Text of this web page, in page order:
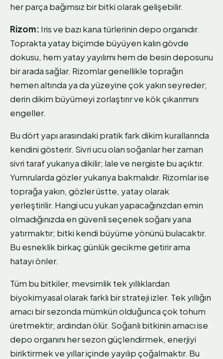
her parça bağımsız bir bitki olarak gelişebilir.
Rizom: Iris ve bazı kana türlerinin depo organıdır.
Toprakta yatay biçimde büyüyen kalın gövde
dokusu, hem yatay yayılımı hem de besin deposunu
bir arada sağlar. Rizomlar genellikle toprağın
hemen altında ya da yüzeyine çok yakın seyreder;
derin dikim büyümeyi zorlaştırır ve kök çıkarımını
engeller.
Bu dört yapı arasındaki pratik fark dikim kurallarında
kendini gösterir. Sivri ucu olan soğanlar her zaman
sivri taraf yukarıya dikilir; lale ve nergiste bu açıktır.
Yumrularda gözler yukarıya bakmalıdır. Rizomlar ise
toprağa yakın, gözler üstte, yatay olarak
yerleştirilir. Hangi ucu yukarı yapacağınızdan emin
olmadığınızda en güvenli seçenek soğanı yana
yatırmaktır; bitki kendi büyüme yönünü bulacaktır.
Bu esneklik birkaç günlük gecikme getirir ama
hatayı önler.
Tüm bu bitkiler, mevsimlik tek yıllıklardan
biyokimyasal olarak farklı bir strateji izler. Tek yıllığın
amacı bir sezonda mümkün olduğunca çok tohum
üretmektir; ardından ölür. Soğanlı bitkinin amacı ise
depo organını her sezon güçlendirmek, enerjiyi
biriktirmek ve yıllar içinde yayılıp çoğalmaktır. Bu